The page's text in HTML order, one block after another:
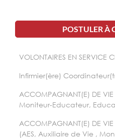
POSTULER À
VOLONTAIRES EN SERVICE
Infirmier(ère)
ACCOMPAGNANT(E) DE VIE
Moniteur-Educateur,
ACCOMPAGNANT(E) DE VIE
(AES, Auxiliaire de Vie ,